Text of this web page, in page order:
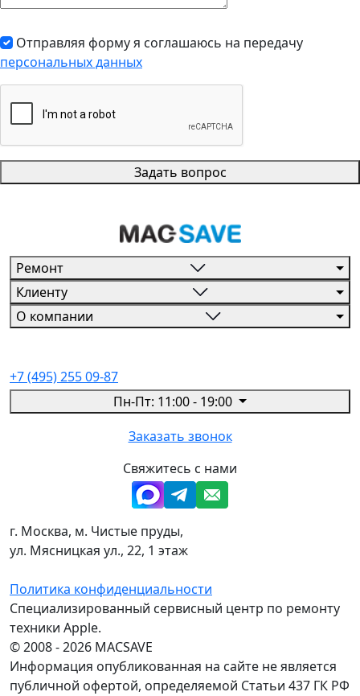
Отправляя форму я соглашаюсь на передачу
персональных данных
Задать вопрос
Ремонт
Клиенту
О компании
+7 (495) 255 09-87
Пн-Пт: 11:00 - 19:00
Заказать звонок
Свяжитесь с нами
г. Москва, м. Чистые пруды,
ул. Мясницкая ул., 22, 1 этаж
Политика конфиденциальности
Специализированный сервисный центр по ремонту
техники Apple.
© 2008 - 2026 MACSAVE
Информация опубликованная на сайте не является
публичной офертой, определяемой Статьи 437 ГК РФ